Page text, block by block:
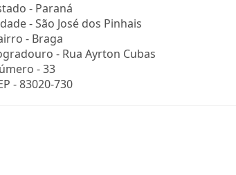
- Paraná
-São José dos Pinhais
- Braga
- Rua Ayrton Cubas
-33
-83020-730